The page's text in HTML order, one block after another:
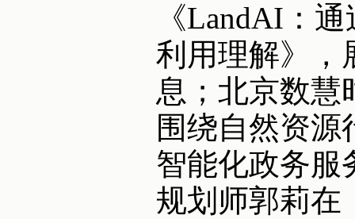
《LandAI：
利用理解》，
息；北京数慧
围绕自然资源
智能化政务服
规划师郭莉在